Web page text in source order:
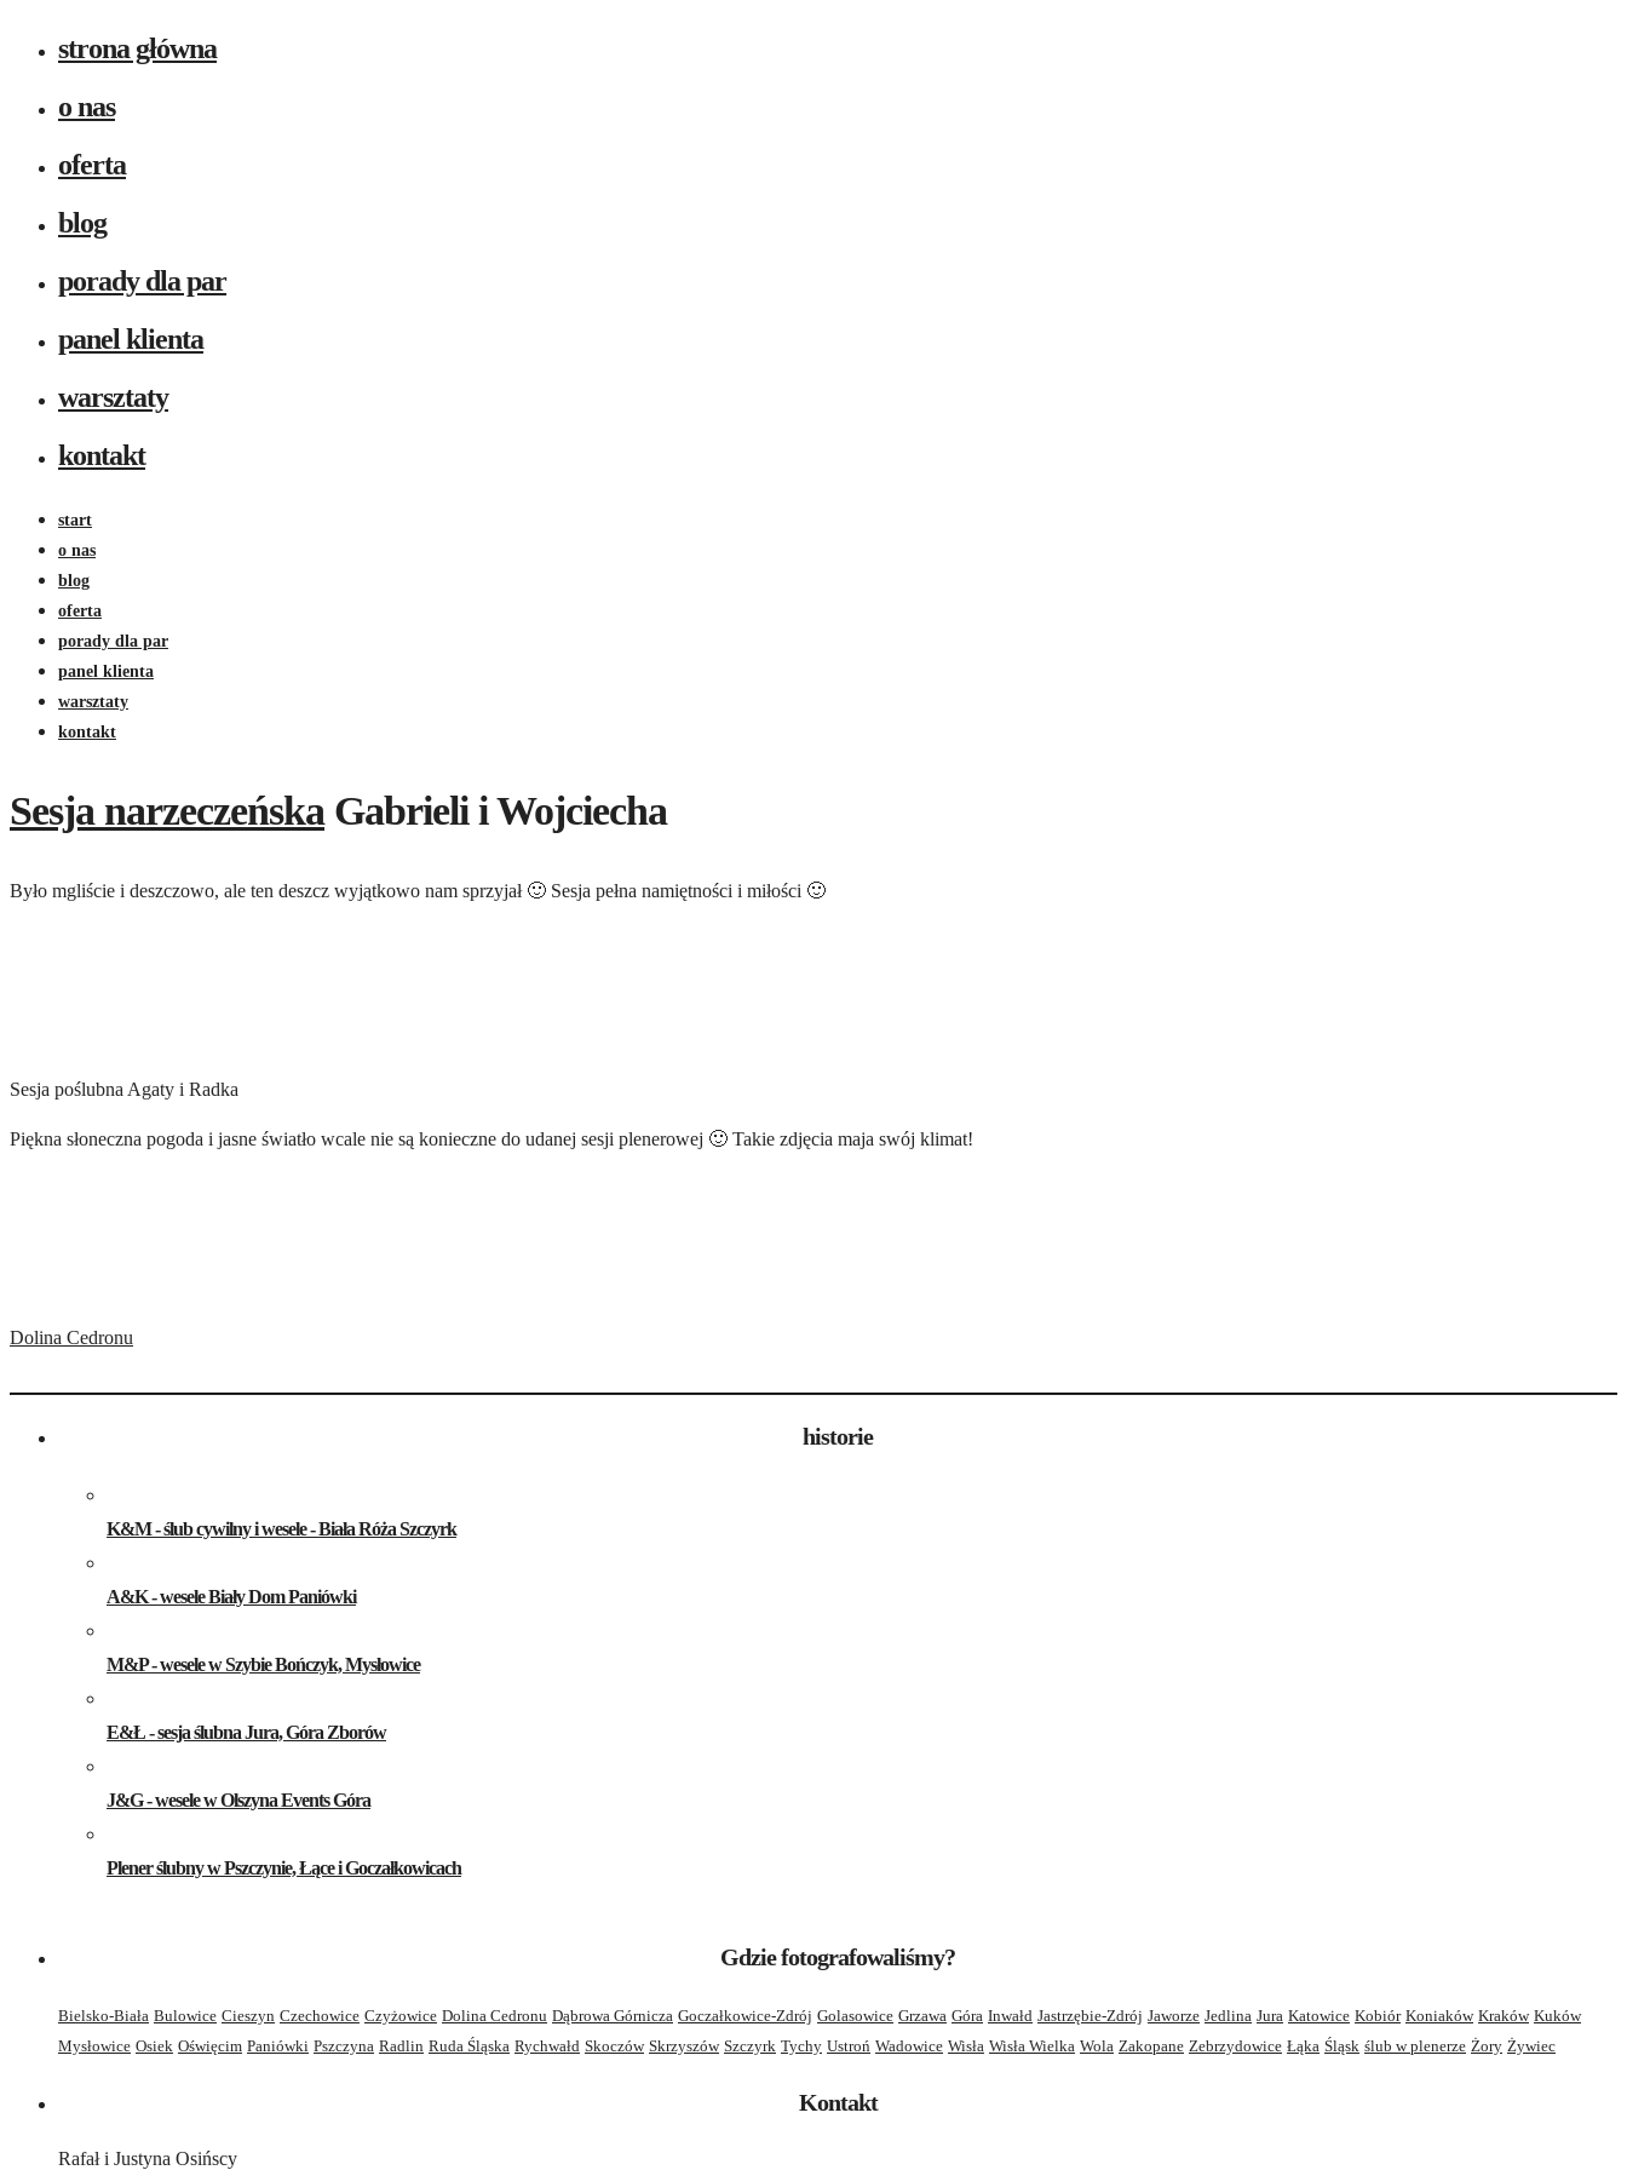
strona główna
o nas
oferta
blog
porady dla par
panel klienta
warsztaty
kontakt
start
o nas
blog
oferta
porady dla par
panel klienta
warsztaty
kontakt
Sesja narzeczeńska Gabrieli i Wojciecha
Było mgliście i deszczowo, ale ten deszcz wyjątkowo nam sprzyjał 🙂 Sesja pełna namiętności i miłości 🙂
Sesja poślubna Agaty i Radka
Piękna słoneczna pogoda i jasne światło wcale nie są konieczne do udanej sesji plenerowej 🙂 Takie zdjęcia maja swój klimat!
Dolina Cedronu
historie
K&M - ślub cywilny i wesele - Biała Róża Szczyrk
A&K - wesele Biały Dom Paniówki
M&P - wesele w Szybie Bończyk, Mysłowice
E&Ł - sesja ślubna Jura, Góra Zborów
J&G - wesele w Olszyna Events Góra
Plener ślubny w Pszczynie, Łące i Goczałkowicach
Gdzie fotografowaliśmy?
Bielsko-Biała Bulowice Cieszyn Czechowice Czyżowice Dolina Cedronu Dąbrowa Górnicza Goczałkowice-Zdrój Golasowice Grzawa Góra Inwałd Jastrzębie-Zdrój Jaworze Jedlina Jura Katowice Kobiór Koniaków Kraków Kuków
Mysłowice Osiek Oświęcim Paniówki Pszczyna Radlin Ruda Śląska Rychwałd Skoczów Skrzyszów Szczyrk Tychy Ustroń Wadowice Wisła Wisła Wielka Wola Zakopane Zebrzydowice Łąka Śląsk ślub w plenerze Żory Żywiec
Kontakt
Rafał i Justyna Osińscy